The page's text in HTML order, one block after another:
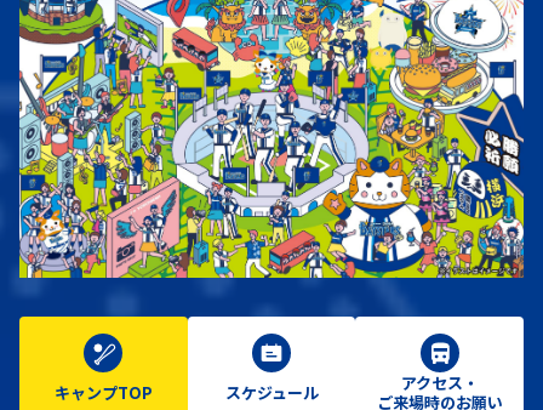
キャンプTOP スケジュール
アクセス・
ご来場時のお願い